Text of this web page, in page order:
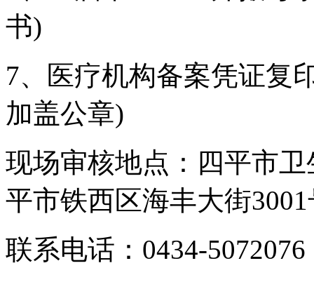
书)
7、医疗机构备案凭证复
加盖公章)
现场审核地点：四平市
平市铁西区海丰大街
联系电话： 0434-5072076